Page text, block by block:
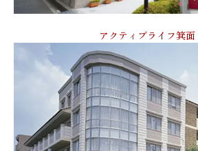
アクティブライフ箕面